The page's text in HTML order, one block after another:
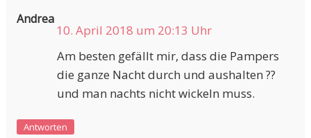
Andrea
10. April 2018 um 20:13 Uhr
Am besten gefällt mir, dass die Pampers
die ganze Nacht durch und aushalten ??
und man nachts nicht wickeln muss.
Antworten